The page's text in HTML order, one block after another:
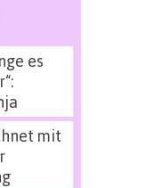
es
mit